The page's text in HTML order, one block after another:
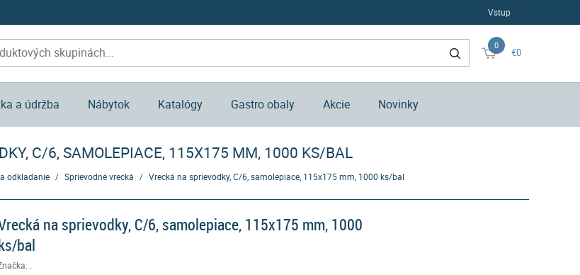
Vstup
0
€0
a údržba Nábytok Katalógy Gastro obaly Akcie Novinky
C/6, SAMOLEPIACE, 115X175 MM, 1000 KS/BAL
odkladanie / Sprievodné vrecká / Vrecká na sprievodky, C/6, samolepiace, 115x175 mm, 1000 ks/bal
na sprievodky, C/6, samolepiace, 115x175 mm, 1000
bal
.